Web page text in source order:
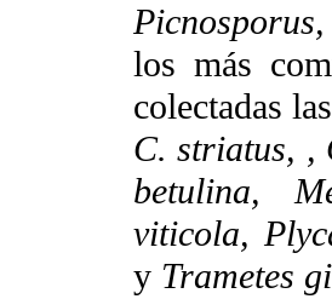
los más
colectadas
C. striatus, ,
betulina,
viticola,
y Trametes